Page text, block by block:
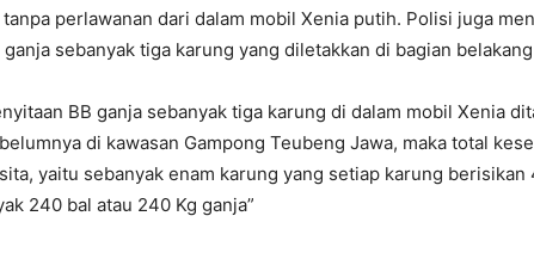
perlawanan dari dalam mobil Xenia putih. Polisi juga
sebanyak tiga karung yang diletakkan di bagian
BB ganja sebanyak tiga karung di dalam mobil Xenia
di kawasan Gampong Teubeng Jawa, maka total
yaitu sebanyak enam karung yang setiap karung berisikan
240 bal atau 240 Kg ganja”